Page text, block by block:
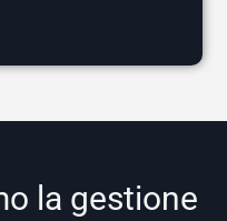
la gestione